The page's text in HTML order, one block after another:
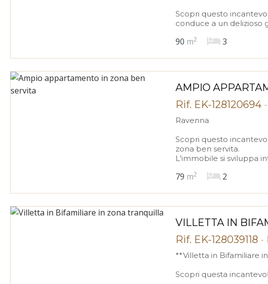
Scopri questo
conduce a un delizioso
90 m2 3
AMPIO
Rif. EK-128120694 -
Ravenna
Scopri questo
zona ben servita.
L'immobile si sviluppa
79 m2 2
VILLETTA IN
Rif. EK-128039118 -
**Villetta in Bifamiliare
Scopri questa